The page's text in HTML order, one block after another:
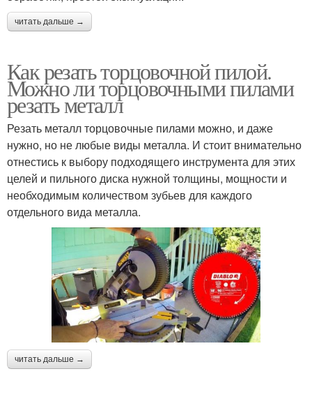
читать дальше →
Как резать торцовочной пилой.
Можно ли торцовочными пилами
резать металл
Резать металл торцовочные пилами можно, и даже
нужно, но не любые виды металла. И стоит внимательно
отнестись к выбору подходящего инструмента для этих
целей и пильного диска нужной толщины, мощности и
необходимым количеством зубьев для каждого
отдельного вида металла.
читать дальше →